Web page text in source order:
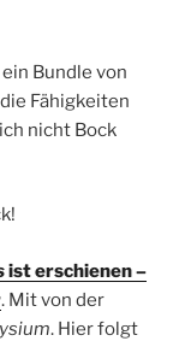
Bundle von
Fähigkeiten
nicht Bock
ist erschienen –
. Mit von der
. Hier folgt